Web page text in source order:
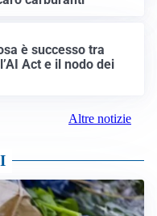
è successo tra
Act e il nodo dei
Altre notizie